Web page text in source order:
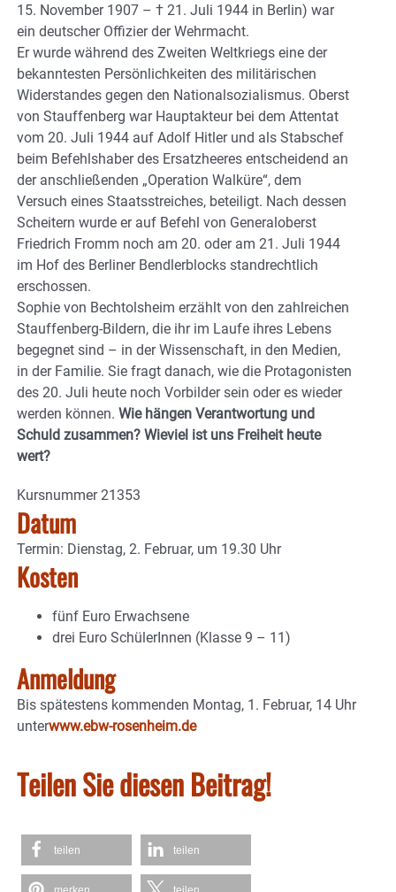
15. November 1907 – † 21. Juli 1944 in Berlin) war
ein deutscher Offizier der Wehrmacht.
Er wurde während des Zweiten Weltkriegs eine der
bekanntesten Persönlichkeiten des militärischen
Widerstandes gegen den Nationalsozialismus. Oberst
von Stauffenberg war Hauptakteur bei dem Attentat
vom 20. Juli 1944 auf Adolf Hitler und als Stabschef
beim Befehlshaber des Ersatzheeres entscheidend an
der anschließenden „Operation Walküre“, dem
Versuch eines Staatsstreiches, beteiligt. Nach dessen
Scheitern wurde er auf Befehl von Generaloberst
Friedrich Fromm noch am 20. oder am 21. Juli 1944
im Hof des Berliner Bendlerblocks standrechtlich
erschossen.
Sophie von Bechtolsheim erzählt von den zahlreichen
Stauffenberg-Bildern, die ihr im Laufe ihres Lebens
begegnet sind – in der Wissenschaft, in den Medien,
in der Familie. Sie fragt danach, wie die Protagonisten
des 20. Juli heute noch Vorbilder sein oder es wieder
werden können. Wie hängen Verantwortung und
Schuld zusammen? Wieviel ist uns Freiheit heute
wert?
Kursnummer 21353
Datum
Termin: Dienstag, 2. Februar, um 19.30 Uhr
Kosten
fünf Euro Erwachsene
drei Euro SchülerInnen (Klasse 9 – 11)
Anmeldung
Bis spätestens kommenden Montag, 1. Februar, 14 Uhr
unterwww.ebw-rosenheim.de
Teilen Sie diesen Beitrag!
teilen teilen